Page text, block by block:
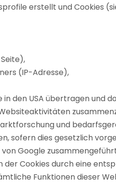
erstellt und Cookies
(IP-Adresse),
in den USA übertragen und
und
sofern dies gesetzlich
Google
der Cookies durch eine
Funktionen dieser